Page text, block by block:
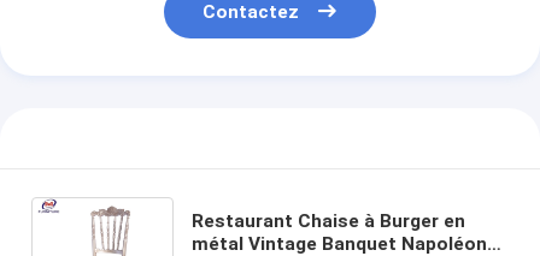
Contactez
Restaurant Chaise à Burger en
métal Vintage Banquet Napoléon